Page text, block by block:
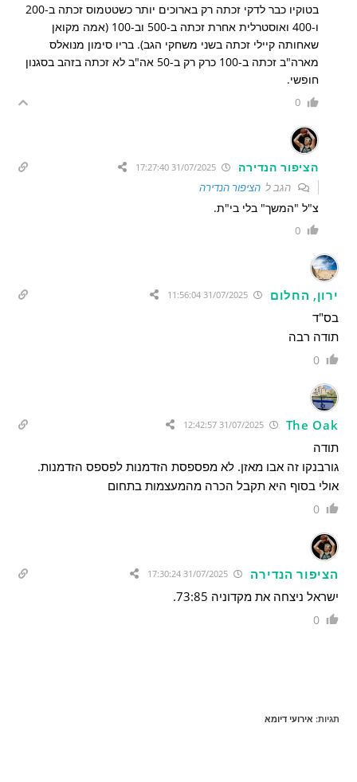
בטוקיו כבר לדקי זכתה רק בארוכים יותר כשטטמוס זכתה ב-200
ו-400 ואוסטרלית אחרת זכתה ב-500 וב-100 (אמה מקואן
שאחותה קיילי זכתה בשני משחקי הגב). בריו סימון מנואלס
מארה"ב זכתה ב-100 כרק רק ב-50 אה"ב לא זכתה בזהב בסגנון
חופשי.
0
הציפור הנדירה
הגב להציפור הנדירה
צ"ל "המשך" בלי בי"ת.
0
ירון, החלום 31/07/2025 11:56:04
בס"ד
תודה רבה
0
The Oak
31/07/2025 12:42:57
תודה
גורבנקו זה אבו מאזן. לא מפספסת הזדמנות לפספס הזדמנות.
אולי בסוף היא תקבל הכרה מהמעצמות בתחום
0
הציפור הנדירה
ישראל ניצחה את מקדוניה 73:85.
0
תגיות: אירועי דיומא